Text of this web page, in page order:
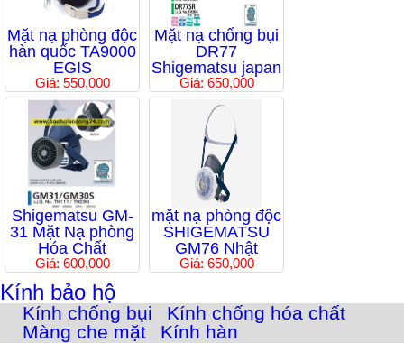
Mặt nạ phòng độc
hàn quốc TA9000
EGIS
Giá: 550,000
Mặt nạ chống bụi
DR77
Shigematsu japan
Giá: 650,000
Shigematsu GM-
31 Mặt Nạ phòng
Hóa Chất
Giá: 600,000
mặt nạ phòng độc
SHIGEMATSU
GM76 Nhật
Giá: 650,000
Kính bảo hộ
Kính chống bụi
Kính chống hóa chất
Màng che mặt
Kính hàn